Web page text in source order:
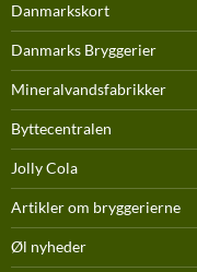
Danmarkskort
Danmarks Bryggerier
Mineralvandsfabrikker
Byttecentralen
Jolly Cola
Artikler om bryggerierne
Øl nyheder